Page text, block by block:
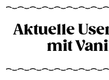
Aktuelle
mit